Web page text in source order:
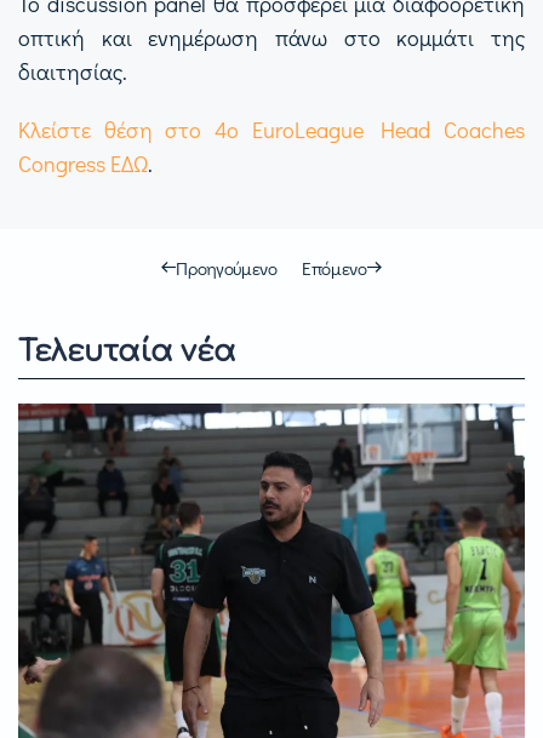
οπτική και ενημέρωση πάνω στο κομμάτι της
διαιτησίας.
Κλείστε θέση στο 4ο EuroLeague Head Coaches
Congress ΕΔΩ.
Προηγούμενο Επόμενο
Τελευταία νέα